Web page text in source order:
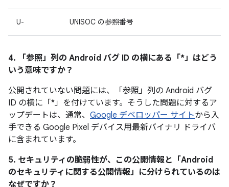
U- UNISOC の参照番号
4. 「参照」 列の Android バグ ID の横にある「*」はどう
いう意味ですか？
公開されていない問題には、「参照」 列の Android バグ
ID の横に「*」を付けています。そうした問題に対するア
ップデートは、通常、 Google デベロッパー サイトから入
手できる Google Pixel デバイス用最新バイナリ ドライバ
に含まれています。
5. セキュリティの脆弱性が、この公開情報と「Android
のセキュリティに関する公開情報」に分けられているのは
なぜですか？